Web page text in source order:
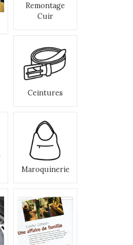
Remontage
Cuir
Ceintures
Maroquinerie